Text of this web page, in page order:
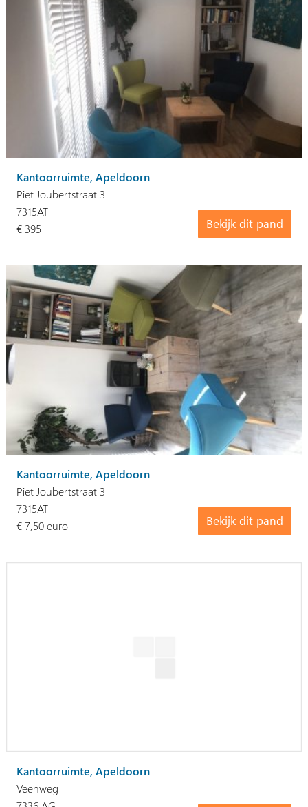
Kantoorruimte, Apeldoorn
Piet Joubertstraat 3
Bekijk dit pand
7315AT
€ 395
Kantoorruimte, Apeldoorn
Piet Joubertstraat 3
Bekijk dit pand
7315AT
€ 7,50 euro
Kantoorruimte, Apeldoorn
Veenweg